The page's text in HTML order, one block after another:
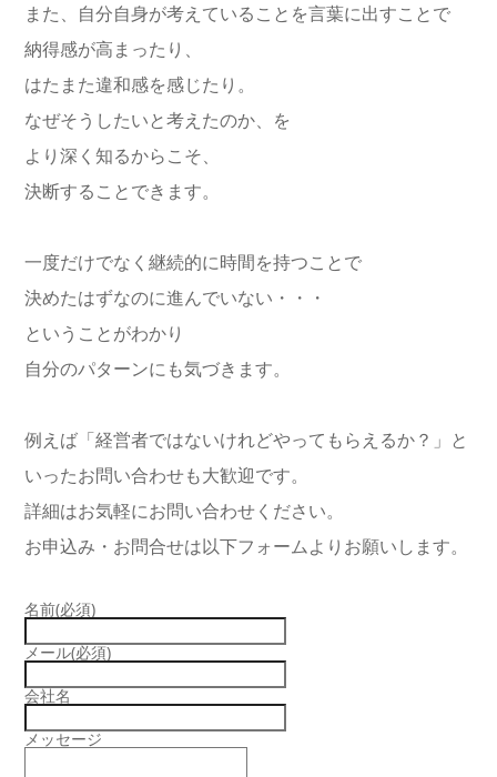
また、自分自身が考えていることを言葉に出すことで
納得感が高まったり、
はたまた違和感を感じたり。
なぜそうしたいと考えたのか、を
より深く知るからこそ、
決断することできます。
一度だけでなく継続的に時間を持つことで
決めたはずなのに進んでいない・・・
ということがわかり
自分のパターンにも気づきます。
例えば「経営者ではないけれどやってもらえるか？」と
いったお問い合わせも大歓迎です。
詳細はお気軽にお問い合わせください。
お申込み・お問合せは以下フォームよりお願いします。
名前(必須)
メール(必須)
会社名
メッセージ